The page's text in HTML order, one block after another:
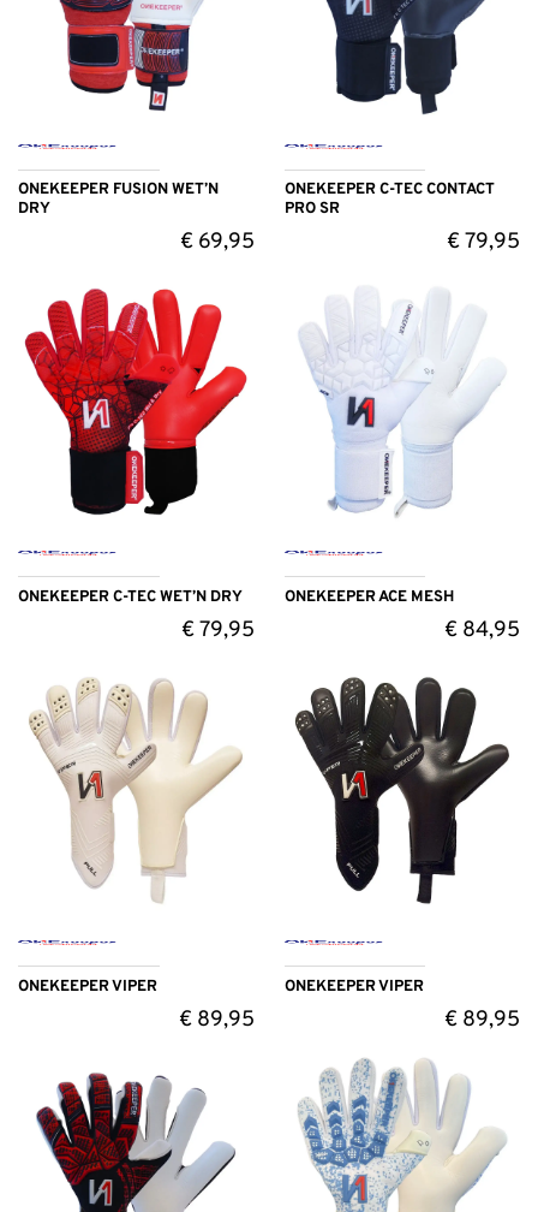
ONEKEEPER FUSION WET’N
DRY
€69,95
ONEKEEPER C-TEC CONTACT
PRO SR
€79,95
ONEKEEPER C-TEC WET’N DRY
€79,95
ONEKEEPER ACE MESH
€ 84,95
ONEKEEPER VIPER
€89,95
ONEKEEPER VIPER
€ 89,95